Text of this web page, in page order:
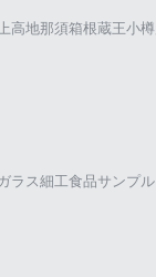
上高地那須箱根蔵王小樽
ガラス細工食品サンプル